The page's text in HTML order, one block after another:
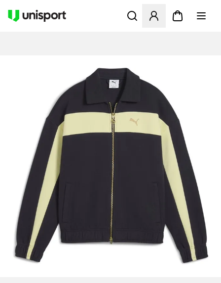
Åbner en Modal til at